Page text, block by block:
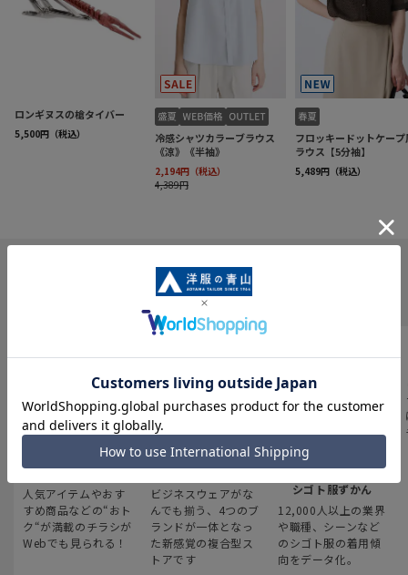
INFORMATION
最新のお買い得情報
人気アイテムやおす
すめ商品などの“おト
ク“が満載のチラシが
Webでも見られる！
スーツスクエア
ビジネスウェアがな
んでも揃う、4つのブ
ランドが一体となっ
た新感覚の複合型ス
トアです
みんなの
シゴト服ずかん
12,000人以上の業界
や職種、シーンなど
のシゴト服の着用傾
向をデータ化。